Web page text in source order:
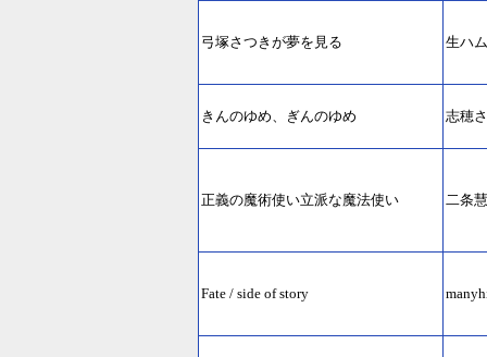
弓塚さつきが夢を見る 生ハ
きんのゆめ、ぎんのゆめ 志穂
正義の魔術使い立派な魔法使い 二条
Fate / side of story